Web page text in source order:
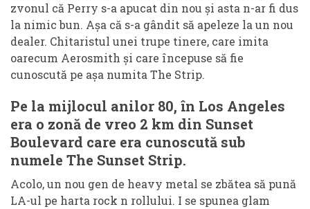
zvonul că Perry s-a apucat din nou și asta n-ar fi dus
la nimic bun. Așa că s-a gândit să apeleze la un nou
dealer. Chitaristul unei trupe tinere, care imita
oarecum Aerosmith și care începuse să fie
cunoscută pe așa numita The Strip.
Pe la mijlocul anilor 80, în Los Angeles
era o zonă de vreo 2 km din Sunset
Boulevard care era cunoscută sub
numele The Sunset Strip.
Acolo, un nou gen de heavy metal se zbătea să pună
LA-ul pe harta rock n rollului. I se spunea glam